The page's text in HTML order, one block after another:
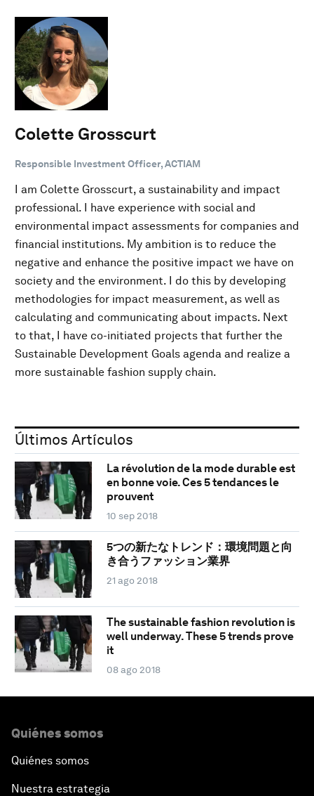
Colette Grosscurt
Responsible Investment Officer, ACTIAM
I am Colette Grosscurt, a sustainability and impact
professional. I have experience with social and
environmental impact assessments for companies and
financial institutions. My ambition is to reduce the
negative and enhance the positive impact we have on
society and the environment. I do this by developing
methodologies for impact measurement, as well as
calculating and communicating about impacts. Next
to that, I have co-initiated projects that further the
Sustainable Development Goals agenda and realize a
more sustainable fashion supply chain.
Últimos Artículos
La révolution de la mode durable est
en bonne voie. Ces 5 tendances le
prouvent
10 sep 2018
5つの新たなトレンド：環境問題と向
き合うファッション業界
21 ago 2018
The sustainable fashion revolution is
well underway. These 5 trends prove
it
08 ago 2018
Quiénes somos
Quiénes somos
Nuestra estrategia